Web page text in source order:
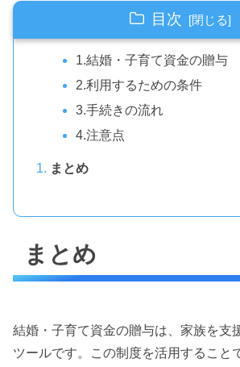
目次
1.結婚・子育て資金の贈与
2.利用するための条件
3.手続きの流れ
4.注意点
まとめ
まとめ
結婚・子育て資金の贈与は、家族を支
ツールです。この制度を活用すること